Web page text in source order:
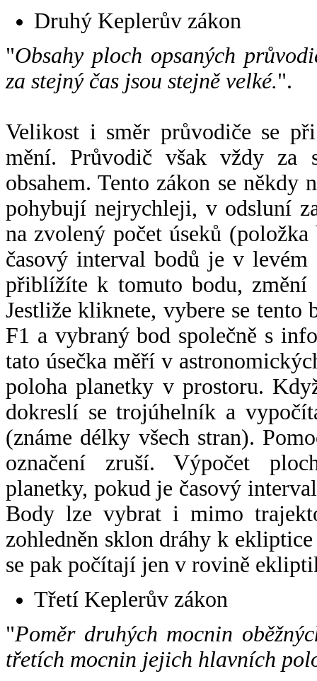
Druhý Keplerův zákon
"Obsahy ploch opsaných
za stejný čas jsou stejně velké.".
Velikost i směr průvodiče se
mění. Průvodič však vždy za
obsahem. Tento zákon se někdy
pohybují nejrychleji, v odsluní
na zvolený počet úseků
časový interval bodů je v
přiblížíte k tomuto bodu,
Jestliže kliknete, vybere se tento
F1 a vybraný bod společně s
tato úsečka měří v
poloha planetky v prostoru.
dokreslí se trojúhelník a
(známe délky všech stran).
označení zruší. Výpočet
planetky, pokud je časový
Body lze vybrat i mimo
zohledněn sklon dráhy k
se pak počítají jen v rovině
Třetí Keplerův zákon
"Poměr druhých mocnin
třetích mocnin jejich hlavních